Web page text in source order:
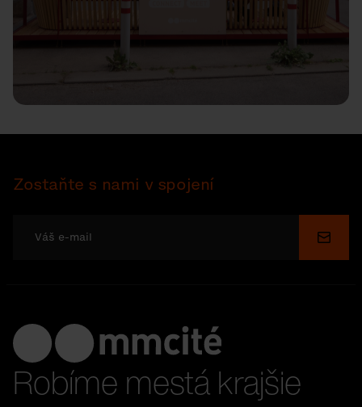
Zostaňte s nami v spojení
Robíme mestá krajšie